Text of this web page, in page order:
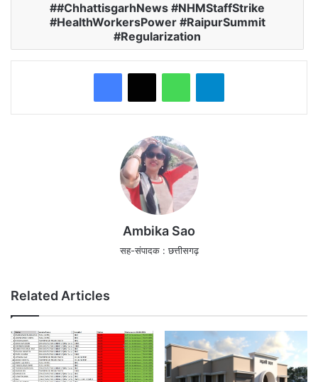
#ChhattisgarhNews #NHMStaffStrike
#HealthWorkersPower #RaipurSummit
#Regularization
WhatsAppTelegram
Ambika Sao
सह-संपादक : छत्तीसगढ़
Related Articles